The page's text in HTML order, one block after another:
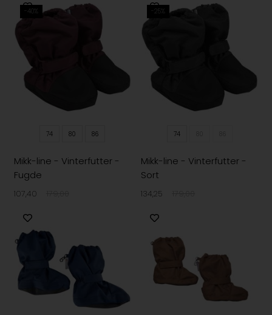
-40%
74 80 86
Mikk-line - Vinterfutter -
Fugde
107,40
-25%
74
Mikk-line - Vinterfutter -
Sort
134,25